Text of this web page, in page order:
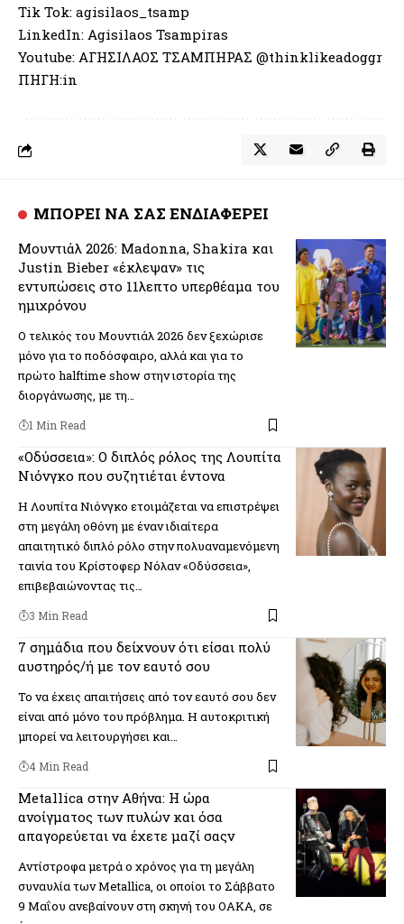
Tik Tok: agisilaos_tsamp
LinkedIn: Agisilaos Tsampiras
Youtube: ΑΓΗΣΙΛΑΟΣ ΤΣΑΜΠΗΡΑΣ @thinklikeadoggr
ΠΗΓΗ:in
ΜΠΟΡΕΙ ΝΑ ΣΑΣ ΕΝΔΙΑΦΕΡΕΙ
Μουντιάλ 2026: Madonna, Shakira και
Justin Bieber «έκλεψαν» τις
εντυπώσεις στο 11λεπτο υπερθέαμα του
ημιχρόνου
Ο τελικός του Μουντιάλ 2026 δεν ξεχώρισε
μόνο για το ποδόσφαιρο, αλλά και για το
πρώτο halftime show στην ιστορία της
διοργάνωσης, με τη…
1 Min Read
«Οδύσσεια»: Ο διπλός ρόλος της Λουπίτα
Νιόνγκο που συζητιέται έντονα
Η Λουπίτα Νιόνγκο ετοιμάζεται να επιστρέψει
στη μεγάλη οθόνη με έναν ιδιαίτερα
απαιτητικό διπλό ρόλο στην πολυαναμενόμενη
ταινία του Κρίστοφερ Νόλαν «Οδύσσεια»,
επιβεβαιώνοντας τις…
3 Min Read
7 σημάδια που δείχνουν ότι είσαι πολύ
αυστηρός/ή με τον εαυτό σου
Το να έχεις απαιτήσεις από τον εαυτό σου δεν
είναι από μόνο του πρόβλημα. Η αυτοκριτική
μπορεί να λειτουργήσει και…
4 Min Read
Metallica στην Αθήνα: Η ώρα
ανοίγματος των πυλών και όσα
απαγορεύεται να έχετε μαζί σαςv
Αντίστροφα μετρά ο χρόνος για τη μεγάλη
συναυλία των Metallica, οι οποίοι το Σάββατο
9 Μαΐου ανεβαίνουν στη σκηνή του ΟΑΚΑ, σε